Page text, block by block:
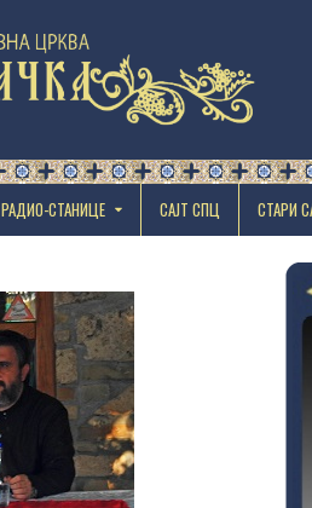
РАДИО-СТАНИЦЕ САЈТ СПЦ СТАРИ